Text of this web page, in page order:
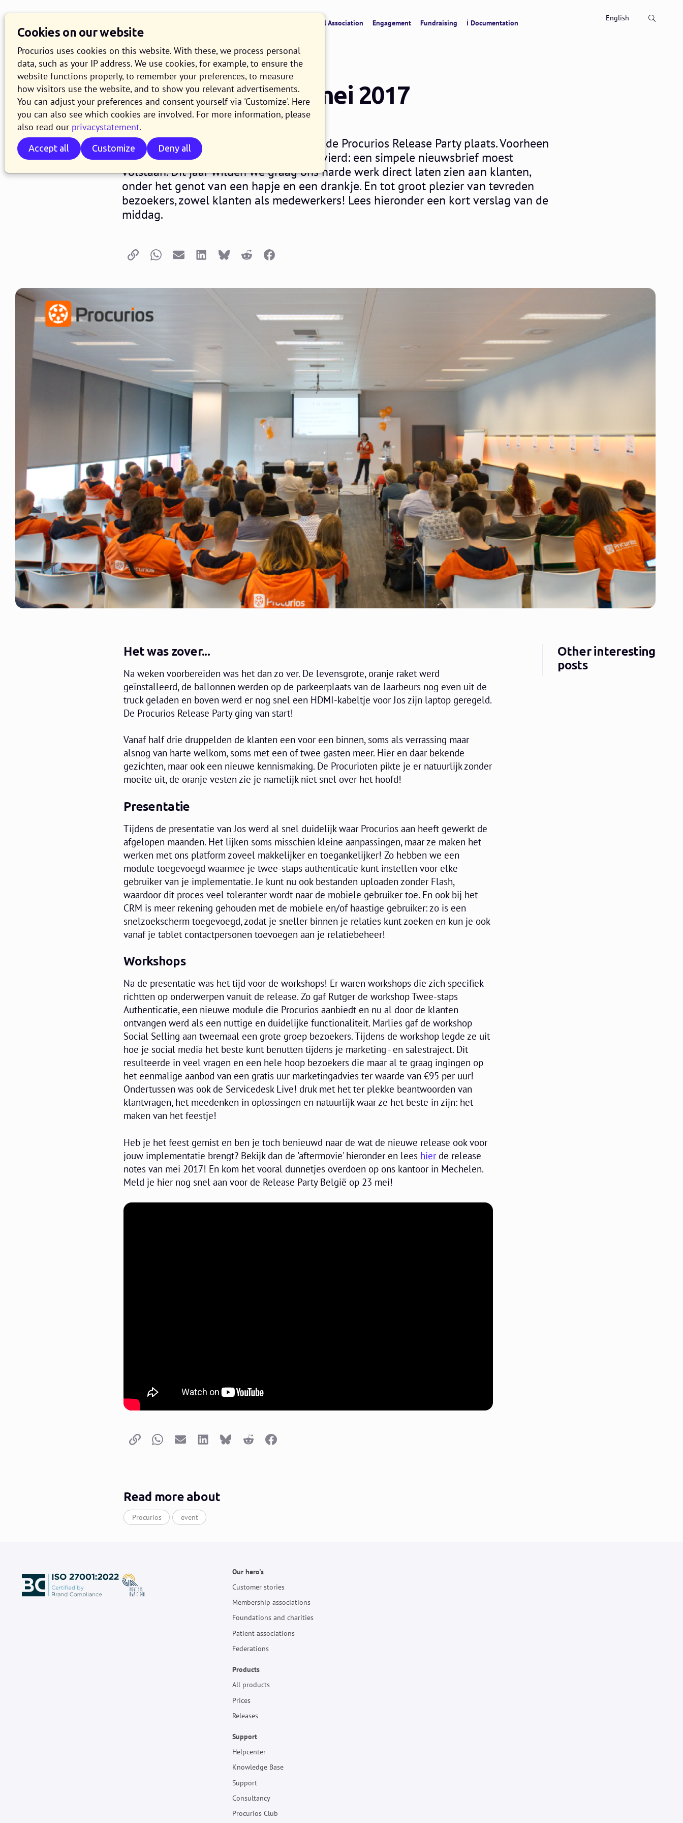
Cookies on our website
Procurios uses cookies on this website. With these, we process personal
data, such as your IP address. We use cookies, for example, to ensure the
website functions properly, to remember your preferences, to measure
how visitors use the website, and to show you relevant advertisements.
You can adjust your preferences and consent yourself via 'Customize'. Here
you can also see which cookies are involved. For more information, please
also read our privacystatement.
Accept all Customize Deny all
Digital Association Engagement Fundraising ℹ Documentation
English
De Release Party mei 2017
11 MAY 2017
Afgelopen dinsdag vond voor het eerst de Procurios Release Party plaats. Voorheen
werd een release door ons niet echt gevierd: een simpele nieuwsbrief moest
volstaan. Dit jaar wilden we graag ons harde werk direct laten zien aan klanten,
onder het genot van een hapje en een drankje. En tot groot plezier van tevreden
bezoekers, zowel klanten als medewerkers! Lees hieronder een kort verslag van de
middag.
Copy linkWhatsappEmail LinkedInBlueskyReddit Facebook
Het was zover...
Na weken voorbereiden was het dan zo ver. De levensgrote, oranje raket werd
geïnstalleerd, de ballonnen werden op de parkeerplaats van de Jaarbeurs nog even uit de
truck geladen en boven werd er nog snel een HDMI-kabeltje voor Jos zijn laptop geregeld.
De Procurios Release Party ging van start!
Vanaf half drie druppelden de klanten een voor een binnen, soms als verrassing maar
alsnog van harte welkom, soms met een of twee gasten meer. Hier en daar bekende
gezichten, maar ook een nieuwe kennismaking. De Procurioten pikte je er natuurlijk zonder
moeite uit, de oranje vesten zie je namelijk niet snel over het hoofd!
Presentatie
Tijdens de presentatie van Jos werd al snel duidelijk waar Procurios aan heeft gewerkt de
afgelopen maanden. Het lijken soms misschien kleine aanpassingen, maar ze maken het
werken met ons platform zoveel makkelijker en toegankelijker! Zo hebben we een
module toegevoegd waarmee je twee-staps authenticatie kunt instellen voor elke
gebruiker van je implementatie. Je kunt nu ook bestanden uploaden zonder Flash,
waardoor dit proces veel toleranter wordt naar de mobiele gebruiker toe. En ook bij het
CRM is meer rekening gehouden met de mobiele en/of haastige gebruiker: zo is een
snelzoekscherm toegevoegd, zodat je sneller binnen je relaties kunt zoeken en kun je ook
vanaf je tablet contactpersonen toevoegen aan je relatiebeheer!
Workshops
Na de presentatie was het tijd voor de workshops! Er waren workshops die zich specifiek
richtten op onderwerpen vanuit de release. Zo gaf Rutger de workshop Twee-staps
Authenticatie, een nieuwe module die Procurios aanbiedt en nu al door de klanten
ontvangen werd als een nuttige en duidelijke functionaliteit. Marlies gaf de workshop
Social Selling aan tweemaal een grote groep bezoekers. Tijdens de workshop legde ze uit
hoe je social media het beste kunt benutten tijdens je marketing - en salestraject. Dit
resulteerde in veel vragen en een hele hoop bezoekers die maar al te graag ingingen op
het eenmalige aanbod van een gratis uur marketingadvies ter waarde van €95 per uur!
Ondertussen was ook de Servicedesk Live! druk met het ter plekke beantwoorden van
klantvragen, het meedenken in oplossingen en natuurlijk waar ze het beste in zijn: het
maken van het feestje!
Heb je het feest gemist en ben je toch benieuwd naar de wat de nieuwe release ook voor
jouw implementatie brengt? Bekijk dan de 'aftermovie' hieronder en lees hierde release
notes van mei 2017! En kom het vooral dunnetjes overdoen op ons kantoor in Mechelen.
Meld je hier nog snel aan voor de Release Party België op 23 mei!
Copy linkWhatsappEmail LinkedInBlueskyReddit Facebook
Read more about
Procurios event
Other interesting
posts
Our hero's
Customer stories
Membership associations
Foundations and charities
Patient associations
Federations
Products
All products
Prices
Releases
Support
Helpcenter
Knowledge Base
Support
Consultancy
Procurios Club
Search